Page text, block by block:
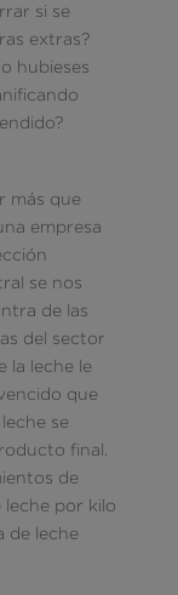
si se
extras?
hubieses
más que
empresa
se nos
de las
del sector
la leche le
que
se
final.
de
por kilo
de leche